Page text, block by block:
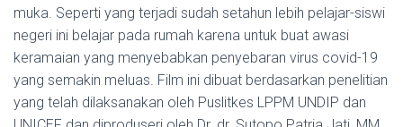
muka. Seperti yang terjadi sudah setahun lebih pelajar-siswi
negeri ini belajar pada rumah karena untuk buat awasi
keramaian yang menyebabkan penyebaran virus covid-19
yang semakin meluas. Film ini dibuat berdasarkan penelitian
yang telah dilaksanakan oleh Puslitkes LPPM UNDIP dan